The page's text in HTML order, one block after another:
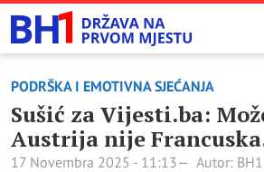
PODRŠKA I EMOTIVNA SJEĆANJA
Sušić za Vijesti.ba:
Austrija nije
17 Novembra 2025 - 11:13 Autor: BH1